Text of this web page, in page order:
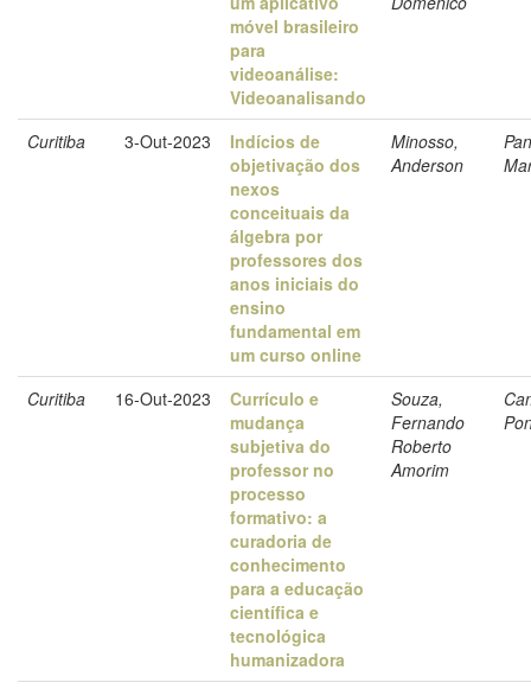
móvel brasileiro
para
videoanálise:
Videoanalisando
Curitiba 3-Out-2023
Indícios de
objetivação dos
nexos
conceituais da
álgebra por
professores dos
anos iniciais do
ensino
fundamental em
um curso online
Minosso,
Anderson
Curitiba 16-Out-2023
Currículo e
mudança
subjetiva do
professor no
processo
formativo: a
curadoria de
conhecimento
para a educação
científica e
tecnológica
humanizadora
Souza,
Fernando
Roberto
Amorim